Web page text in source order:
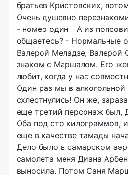
братьев Кристовских,
Очень душевно
- номер один - А из
общаетесь? - Нормальные
Валерой Меладзе,
знаком с Маршалом. Его
любит, когда у нас
Один раз мы в алкогольной
схлестнулись! Он же,
еще третий персонаж был,
Оба под сто килограммов,
еще в качестве тамады
Дело было в самарском
самолета меня Диана
выносила. Потом Саня